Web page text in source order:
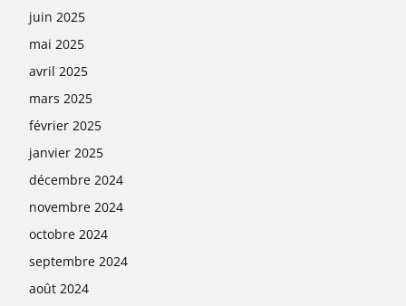
juin 2025
mai 2025
avril 2025
mars 2025
février 2025
janvier 2025
décembre 2024
novembre 2024
octobre 2024
septembre 2024
août 2024